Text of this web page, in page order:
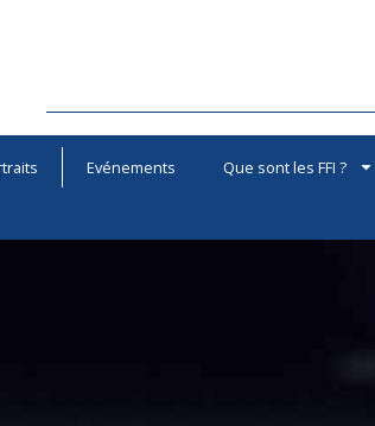
Evénements Que sont les FFI ?